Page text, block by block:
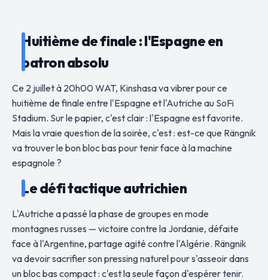
Huitième de finale : l'Espagne en
patron absolu
Ce 2 juillet à 20h00 WAT, Kinshasa va vibrer pour ce
huitième de finale entre l'Espagne et l'Autriche au SoFi
Stadium. Sur le papier, c'est clair : l'Espagne est favorite.
Mais la vraie question de la soirée, c'est : est-ce que Rängnik
va trouver le bon bloc bas pour tenir face à la machine
espagnole ?
Le défi tactique autrichien
L'Autriche a passé la phase de groupes en mode
montagnes russes — victoire contre la Jordanie, défaite
face à l'Argentine, partage agité contre l'Algérie. Rängnik
va devoir sacrifier son pressing naturel pour s'asseoir dans
un bloc bas compact : c'est la seule façon d'espérer tenir.